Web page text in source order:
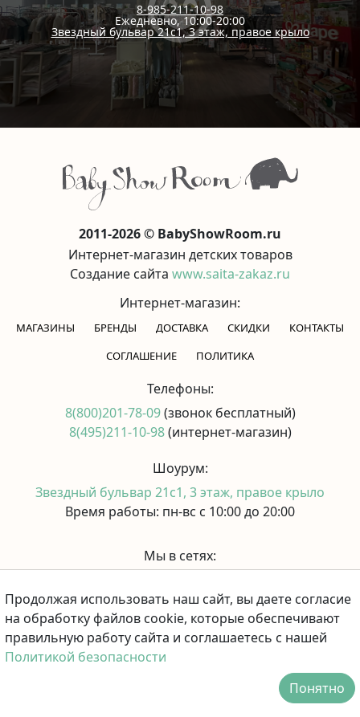
8-985-211-10-98
Ежедневно, 10:00-20:00
Звездный бульвар 21с1, 3 этаж, правое крыло
2011-2026 © BabyShowRoom.ru
Интернет-магазин детских товаров
Создание сайта www.saita-zakaz.ru
Интернет-магазин:
МАГАЗИНЫ БРЕНДЫ ДОСТАВКА СКИДКИ
КОНТАКТЫ
CОГЛАШЕНИЕ
ПОЛИТИКА
Телефоны:
8(800)201-78-09(звонок бесплатный)
8(495)211-10-98(интернет-магазин)
Шоурум:
Звездный бульвар 21с1, 3 этаж, правое крыло
Время работы: пн-вс с 10:00 до 20:00
Мы в сетях:
Принимаем к оплате:
Продолжая использовать наш сайт, вы даете согласие
на обработку файлов cookie, которые обеспечивают
правильную работу сайта и соглашаетесь с нашей
Политикой безопасности
Понятно